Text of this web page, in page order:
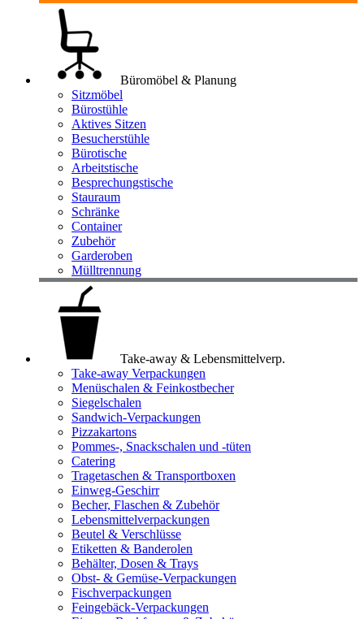
Büromöbel & Planung
Sitzmöbel
Bürostühle
Aktives Sitzen
Besucherstühle
Bürotische
Arbeitstische
Besprechungstische
Stauraum
Schränke
Container
Zubehör
Garderoben
Mülltrennung
Take-away & Lebensmittelverp.
Take-away Verpackungen
Menüschalen & Feinkostbecher
Siegelschalen
Sandwich-Verpackungen
Pizzakartons
Pommes-, Snackschalen und -tüten
Catering
Tragetaschen & Transportboxen
Einweg-Geschirr
Becher, Flaschen & Zubehör
Lebensmittelverpackungen
Beutel & Verschlüsse
Etiketten & Banderolen
Behälter, Dosen & Trays
Obst- & Gemüse-Verpackungen
Fischverpackungen
Feingebäck-Verpackungen